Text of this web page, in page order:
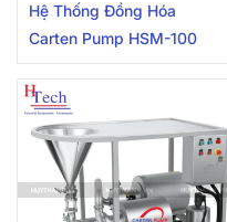
Hệ Thống Đồng Hóa
Carten Pump HSM-100